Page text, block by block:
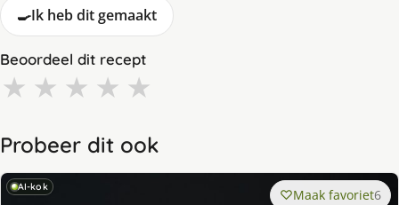
🍳Ik heb dit gemaakt
Beoordeel dit recept
★ ★ ★ ★ ★
Probeer dit ook
AI-kok Maak favoriet6